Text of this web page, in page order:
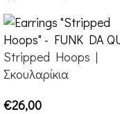
Stripped Hoops |
Σκουλαρίκια
€26,00